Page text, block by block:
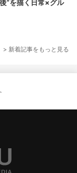
”を描く日常×グル
> 新着記事をもっと見る